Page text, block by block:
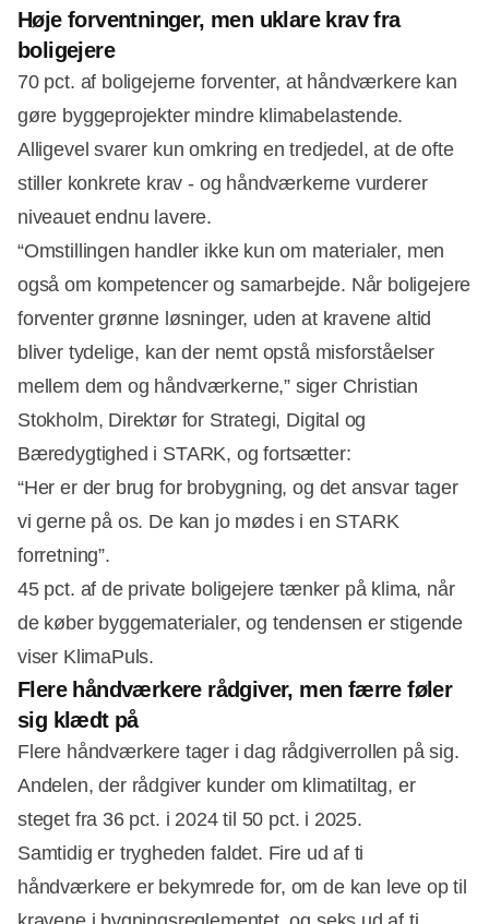
Høje forventninger, men uklare krav fra
boligejere
70 pct. af boligejerne forventer, at håndværkere kan
gøre byggeprojekter mindre klimabelastende.
Alligevel svarer kun omkring en tredjedel, at de ofte
stiller konkrete krav - og håndværkerne vurderer
niveauet endnu lavere.
“Omstillingen handler ikke kun om materialer, men
også om kompetencer og samarbejde. Når boligejere
forventer grønne løsninger, uden at kravene altid
bliver tydelige, kan der nemt opstå misforståelser
mellem dem og håndværkerne,” siger Christian
Stokholm, Direktør for Strategi, Digital og
Bæredygtighed i STARK, og fortsætter:
“Her er der brug for brobygning, og det ansvar tager
vi gerne på os. De kan jo mødes i en STARK
forretning”.
45 pct. af de private boligejere tænker på klima, når
de køber byggematerialer, og tendensen er stigende
viser KlimaPuls.
Flere håndværkere rådgiver, men færre føler
sig klædt på
Flere håndværkere tager i dag rådgiverrollen på sig.
Andelen, der rådgiver kunder om klimatiltag, er
steget fra 36 pct. i 2024 til 50 pct. i 2025.
Samtidig er trygheden faldet. Fire ud af ti
håndværkere er bekymrede for, om de kan leve op til